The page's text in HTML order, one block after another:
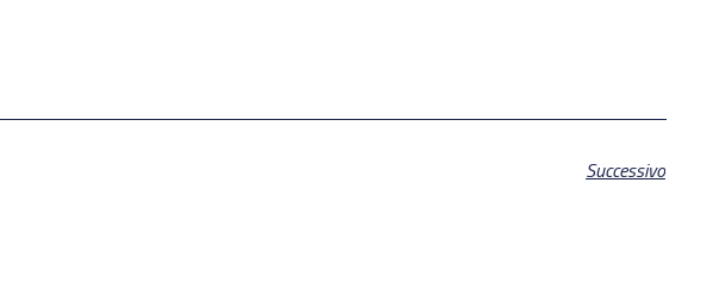
Successivo